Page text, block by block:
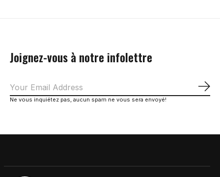
Joignez-vous à notre infolettre
Ne vous inquiétez pas, aucun spam ne vous sera envoyé!